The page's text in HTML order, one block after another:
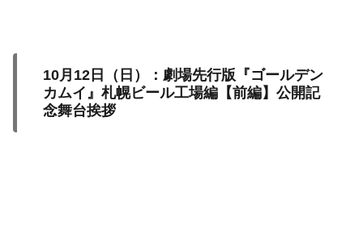
10月12日（日）：劇場先行版『ゴールデン
カムイ』札幌ビール工場編【前編】公開記
念舞台挨拶